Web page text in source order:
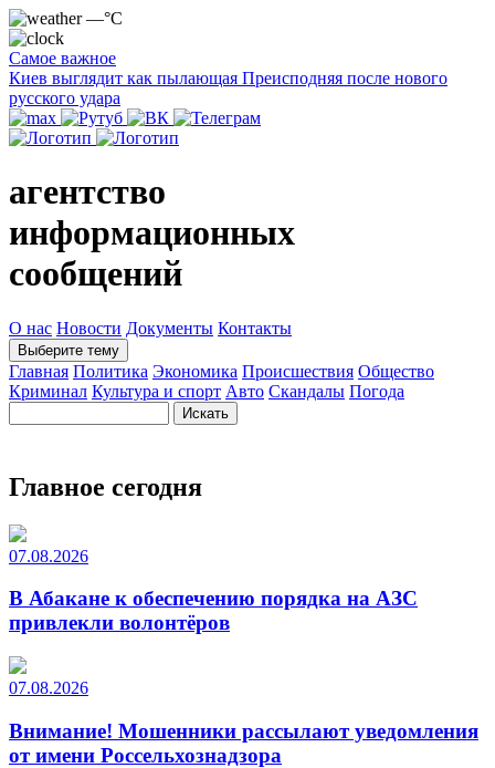
—°C
Самое важное
Киев выглядит как пылающая Преисподняя после нового
русского удара
агентство
информационных
сообщений
О нас Новости Документы Контакты
Выберите тему
Главная Политика Экономика Происшествия Общество
Криминал Культура и спорт Авто Скандалы Погода
Главное сегодня
07.08.2026
В Абакане к обеспечению порядка на АЗС
привлекли волонтёров
07.08.2026
Внимание! Мошенники рассылают уведомления
от имени Россельхознадзора